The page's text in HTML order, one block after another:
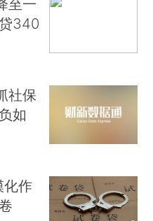
至一
340
社保
如
化作